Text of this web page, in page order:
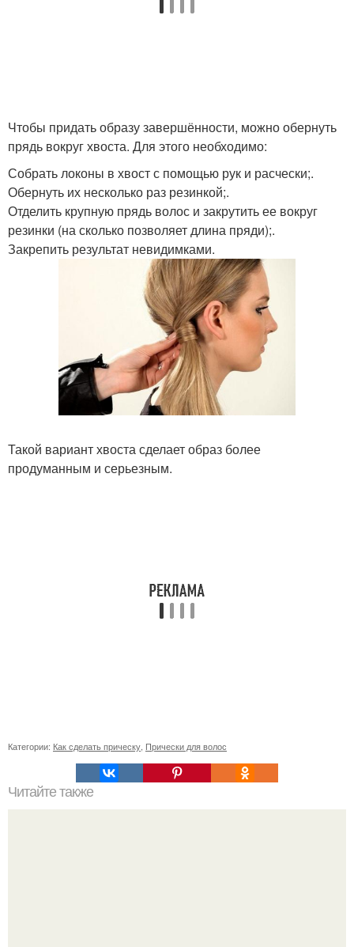
Чтобы придать образу завершённости, можно обернуть
прядь вокруг хвоста. Для этого необходимо:
Собрать локоны в хвост с помощью рук и расчески;.
Обернуть их несколько раз резинкой;.
Отделить крупную прядь волос и закрутить ее вокруг
резинки (на сколько позволяет длина пряди);.
Закрепить результат невидимками.
Такой вариант хвоста сделает образ более
продуманным и серьезным.
Категории: Как сделать прическу Прически для волос
Читайте также